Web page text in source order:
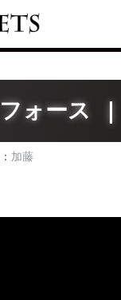
ォース |
加藤